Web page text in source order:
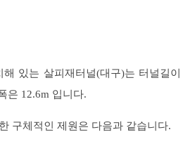
있는 살피재터널(대구)는 터널길이
은 12.6m 입니다.
구체적인 제원은 다음과 같습니다.